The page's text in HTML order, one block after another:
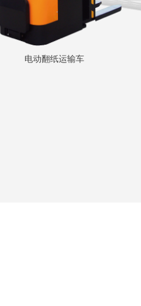
电动翻纸运输车